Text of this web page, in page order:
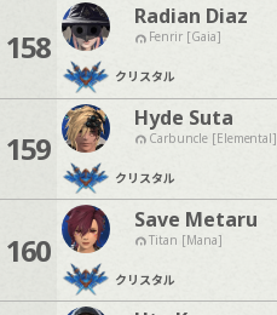
158
Radian Diaz
Fenrir [Gaia]
クリスタル
159
Hyde Suta
Carbuncle [Elemental]
クリスタル
160
Save Metaru
Titan [Mana]
クリスタル